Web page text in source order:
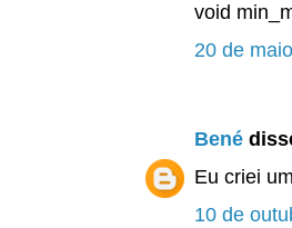
void
20 de
Bené
Eu criei
10 de